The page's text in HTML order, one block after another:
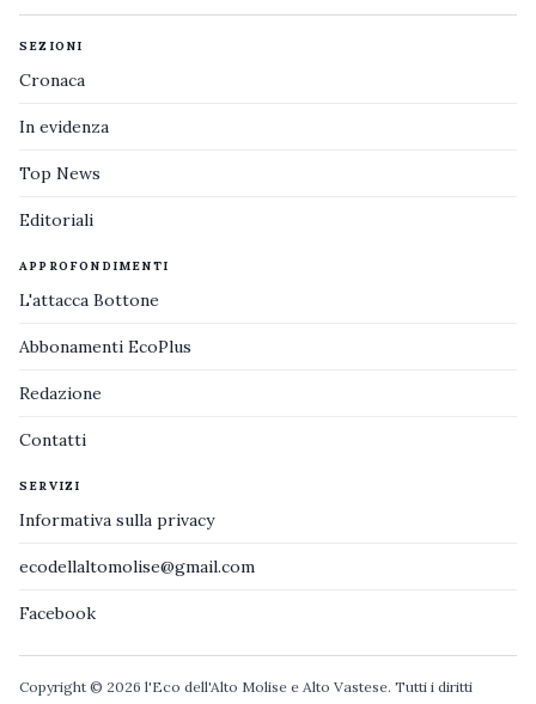
SEZIONI
Cronaca
In evidenza
Top News
Editoriali
APPROFONDIMENTI
L'attacca Bottone
Abbonamenti EcoPlus
Redazione
Contatti
SERVIZI
Informativa sulla privacy
ecodellaltomolise@gmail.com
Facebook
Copyright © 2026 l'Eco dell'Alto Molise e Alto Vastese. Tutti i diritti